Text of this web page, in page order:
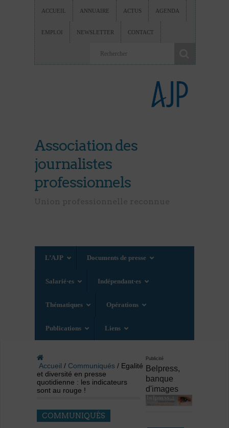
ACCUEIL ANNUAIRE ACTUS AGENDA
EMPLOI NEWSLETTER CONTACT
Association des
journalistes
professionnels
L’AJP Documents de presse
Salarié·es Indépendant·es
Thématiques Opérations
Publications Liens
Accueil / Communiqués/ Egalité
et diversité en presse
quotidienne : les indicateurs
sont au rouge !
COMMUNIQUÉS
Publicité
Belpress,
banque
d'images